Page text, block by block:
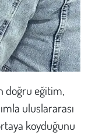
doğru eğitim,
uluslararası
koyduğunu